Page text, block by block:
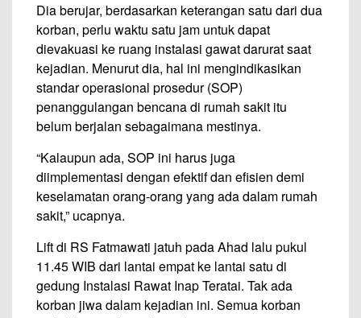
Dia berujar, berdasarkan keterangan satu dari dua
korban, perlu waktu satu jam untuk dapat
dievakuasi ke ruang instalasi gawat darurat saat
kejadian. Menurut dia, hal ini mengindikasikan
standar operasional prosedur (SOP)
penanggulangan bencana di rumah sakit itu
belum berjalan sebagaimana mestinya.
“Kalaupun ada, SOP ini harus juga
diimplementasi dengan efektif dan efisien demi
keselamatan orang-orang yang ada dalam rumah
sakit,” ucapnya.
Lift di RS Fatmawati jatuh pada Ahad lalu pukul
11.45 WIB dari lantai empat ke lantai satu di
gedung Instalasi Rawat Inap Teratai. Tak ada
korban jiwa dalam kejadian ini. Semua korban